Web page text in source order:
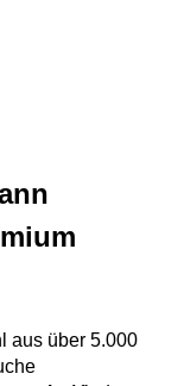
aus über 5.000